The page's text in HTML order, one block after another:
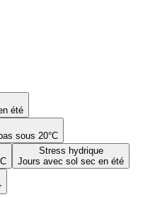
été
sous 20°C
Stress hydrique
Jours avec sol sec en été